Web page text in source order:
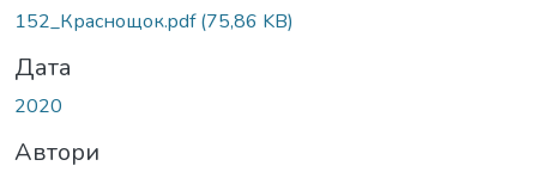
152_Краснощок.pdf(75,86 KB)
Дата
2020
Автори